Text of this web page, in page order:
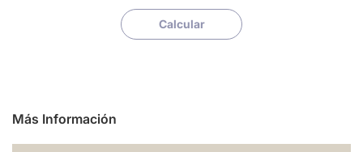
Calcular
Más Información